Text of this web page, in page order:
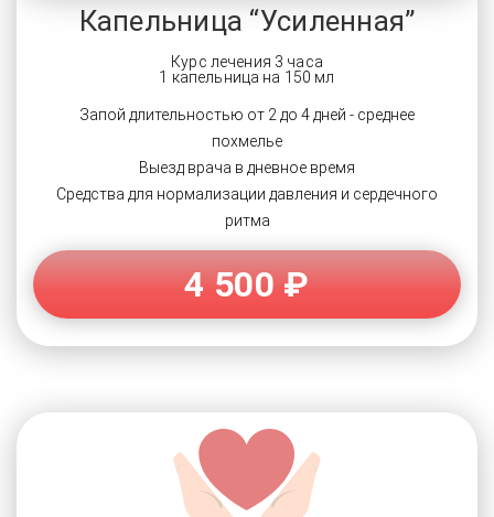
Капельница “Усиленная”
Курс лечения 3 часа
1 капельница на 150 мл
Запой длительностью от 2 до 4 дней - среднее
похмелье
Выезд врача в дневное время
Средства для нормализации давления и сердечного
ритма
4 500 ₽